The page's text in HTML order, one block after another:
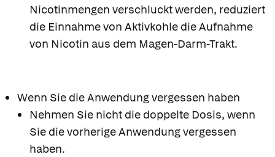
Nicotinmengen verschluckt werden, reduziert
die Einnahme von Aktivkohle die Aufnahme
von Nicotin aus dem Magen-Darm-Trakt.
Wenn Sie die Anwendung vergessen haben
Nehmen Sie nicht die doppelte Dosis, wenn
Sie die vorherige Anwendung vergessen
haben.